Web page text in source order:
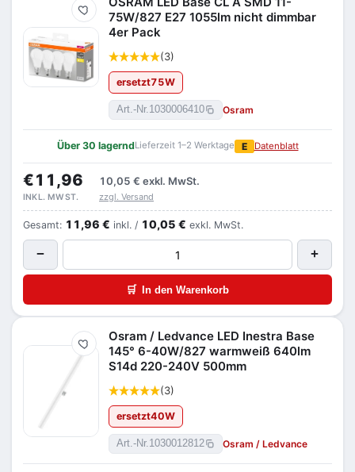
Merken75W/827 E27 1055lm nicht dimmbar
4er Pack
(3)
ersetzt75W
Art.-Nr.1030006410 Osram
Über 30 lagerndLieferzeit 1–2 Werktage E Datenblatt
€11,96 10,05 € exkl. MwSt.
INKL. MWST. zzgl. Versand
Gesamt: 11,96 € inkl. / 10,05 € exkl. MwSt.
− +
🛒 In den Warenkorb
Merken
Osram / Ledvance LED Inestra Base
145° 6-40W/827 warmweiß 640lm
S14d 220-240V 500mm
(3)
ersetzt40W
Art.-Nr.1030012812 Osram / Ledvance